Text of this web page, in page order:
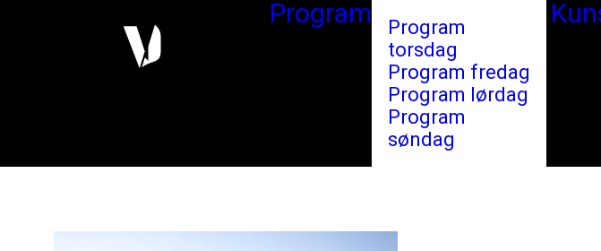
Program
Program
torsdag
Program fredag
Program lørdag
Program
søndag